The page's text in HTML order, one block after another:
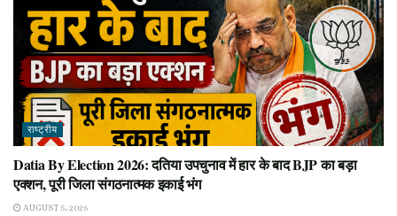
राष्ट्रीय
Datia By Election 2026: दतिया उपचुनाव में हार के बाद BJP का बड़ा
एक्शन, पूरी जिला संगठनात्मक इकाई भंग
AUGUST 5, 2026